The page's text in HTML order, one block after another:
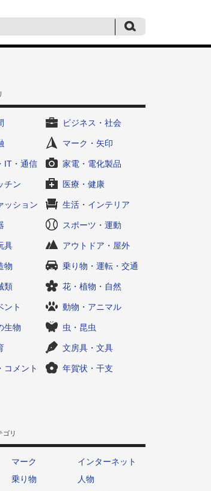
ビジネス・社会
マーク・矢印
IT・通信 家電・電化製品
チン 医療・健康
ッション 生活・インテリア
スポーツ・運動
具 アウトドア・屋外
物 乗り物・運転・交通
類 花・植物・自然
ント 動物・アニマル
生物 虫・昆虫
文房具・文具
コメント 年賀状・干支
ゴリ
マーク
インターネット
乗り物
人物